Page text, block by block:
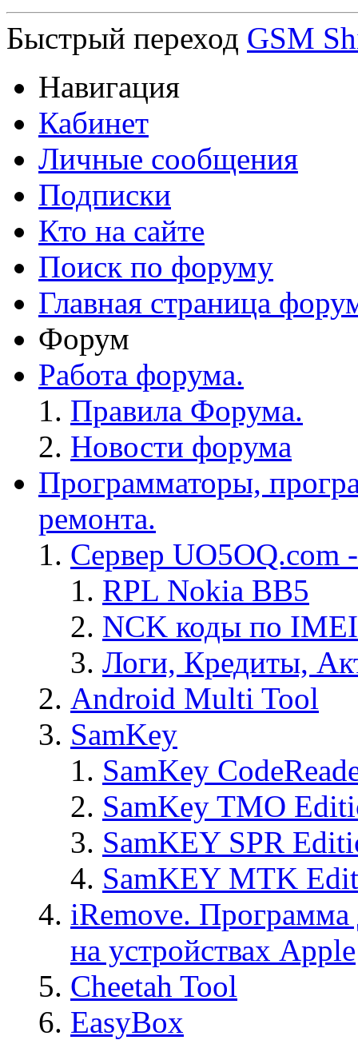
Быстрый переход GSM
Навигация
Кабинет
Личные сообщения
Подписки
Кто на сайте
Поиск по форуму
Главная страница
Форум
Работа форума.
Правила Форума.
Новости форума
Программаторы,
ремонта.
Сервер
RPL Nokia BB5
NCK коды по IMEI
Логи, Кредиты,
Android Multi Tool
SamKey
SamKey
SamKey TMO
SamKEY SPR
SamKEY MTK
iRemove. Программа
на устройствах Apple
Cheetah Tool
EasyBox